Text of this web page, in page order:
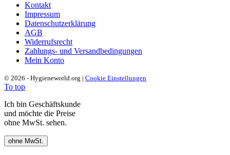
Kontakt
Impressum
Datenschutzerklärung
AGB
Widerrufsrecht
Zahlungs- und Versandbedingungen
Mein Konto
© 2026 - Hygieneworld.org | Cookie Einstellungen
To top
Ich bin Geschäftskunde
und möchte die Preise
ohne MwSt. sehen.
ohne MwSt.